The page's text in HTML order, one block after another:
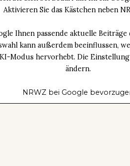
Aktivieren Sie das Kästchen neben
Ihnen passende aktuelle
kann außerdem beeinflussen,
Modus hervorhebt. Die
ändern.
NRWZ bei Google